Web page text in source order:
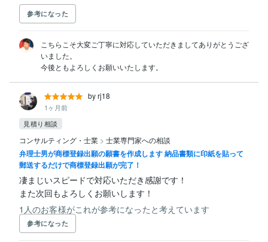
参考になった
こちらこそ大変ご丁寧に対応していただきましてありがとうござ
いました。
今後ともよろしくお願いいたします。
by rj18
1ヶ月前
見積り相談
コンサルティング・士業 > 士業専門家への相談
弁理士男が商標登録出願の願書を作成します 納品書類に印紙を貼って
郵送するだけで商標登録出願が完了！
凄まじいスピードで対応いただき感謝です！
また次回もよろしくお願いします！
1人のお客様がこれが参考になったと考えています
参考になった